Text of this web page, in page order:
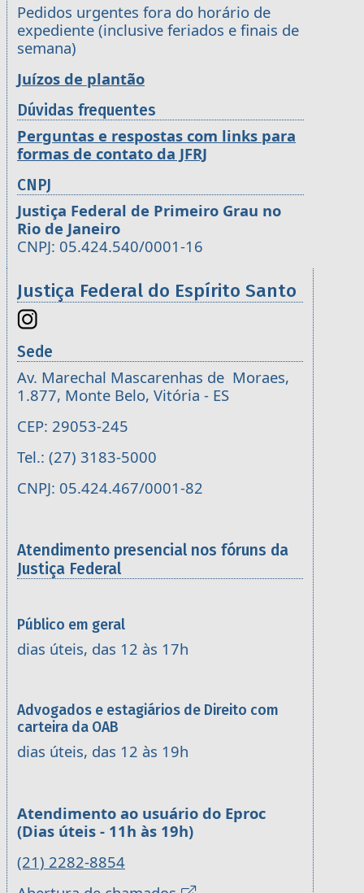
Pedidos urgentes fora do horário de
expediente (inclusive feriados e finais de
semana)
Juízos de plantão
Dúvidas frequentes
Perguntas e respostas com links para
formas de contato da JFRJ
CNPJ
Justiça Federal de Primeiro Grau no
Rio de Janeiro
CNPJ: 05.424.540/0001-16
Justiça Federal do Espírito Santo
Sede
Av. Marechal Mascarenhas de Moraes,
1.877, Monte Belo, Vitória - ES
CEP: 29053-245
Tel.: (27) 3183-5000
CNPJ: 05.424.467/0001-82
Atendimento presencial nos fóruns da
Justiça Federal
Público em geral
dias úteis, das 12 às 17h
Advogados e estagiários de Direito com
carteira da OAB
dias úteis, das 12 às 19h
Atendimento ao usuário do Eproc
(Dias úteis - 11h às 19h)
(21) 2282-8854